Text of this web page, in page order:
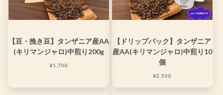
【豆・挽き豆】タンザニア産AA
(キリマンジャロ)中煎り200g
¥1,700
【ドリップパック】タンザニア
産AA(キリマンジャロ)中煎り10
個
¥2,500